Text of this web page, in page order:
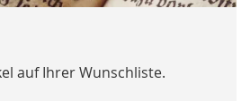
auf Ihrer Wunschliste.